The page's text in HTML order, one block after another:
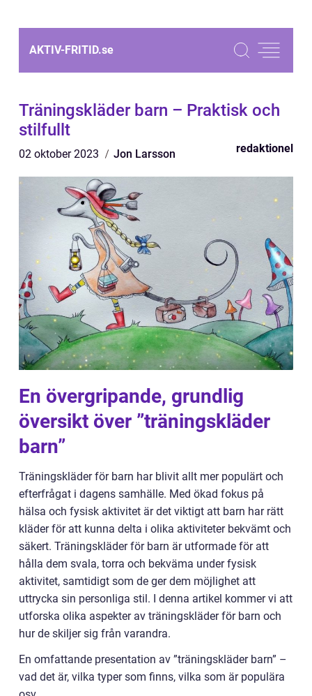
AKTIV-FRITID.se
Träningskläder barn – Praktisk och
stilfullt
02 oktober 2023 Jon Larsson redaktionel
En övergripande, grundlig
översikt över ”träningskläder
barn”
Träningskläder för barn har blivit allt mer populärt och
efterfrågat i dagens samhälle. Med ökad fokus på
hälsa och fysisk aktivitet är det viktigt att barn har rätt
kläder för att kunna delta i olika aktiviteter bekvämt och
säkert. Träningskläder för barn är utformade för att
hålla dem svala, torra och bekväma under fysisk
aktivitet, samtidigt som de ger dem möjlighet att
uttrycka sin personliga stil. I denna artikel kommer vi att
utforska olika aspekter av träningskläder för barn och
hur de skiljer sig från varandra.
En omfattande presentation av ”träningskläder barn” –
vad det är, vilka typer som finns, vilka som är populära